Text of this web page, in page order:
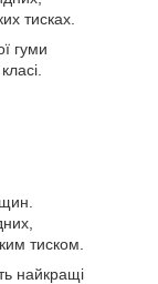
тисках.
гуми
тиском.
найкращі